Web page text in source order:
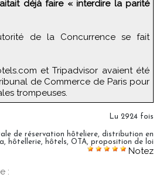
déjà faire « interdire la parité
de la Concurrence se fait
et Tripadvisor avaient été
de Commerce de Paris pour
trompeuses.
Lu 2924 fois
de réservation hôteliere, distribution en
, hôtellerie, hôtels, OTA, proposition de loi
Notez
: